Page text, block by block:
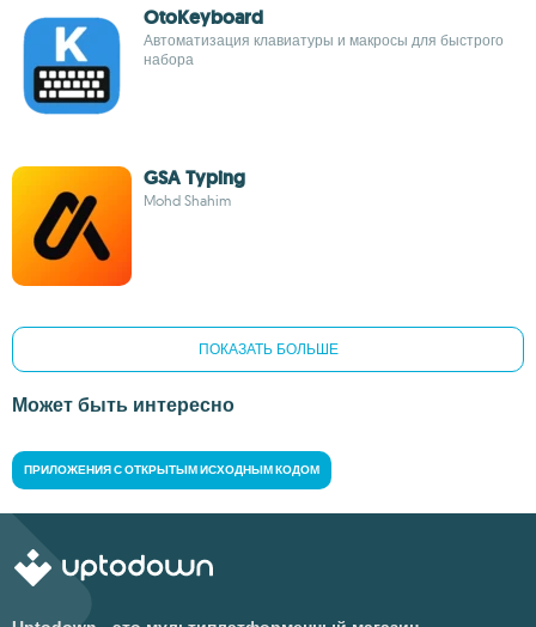
OtoKeyboard
Автоматизация клавиатуры и макросы для быстрого
набора
GSA Typing
Mohd Shahim
ПОКАЗАТЬ БОЛЬШЕ
Может быть интересно
ПРИЛОЖЕНИЯ С ОТКРЫТЫМ ИСХОДНЫМ КОДОМ